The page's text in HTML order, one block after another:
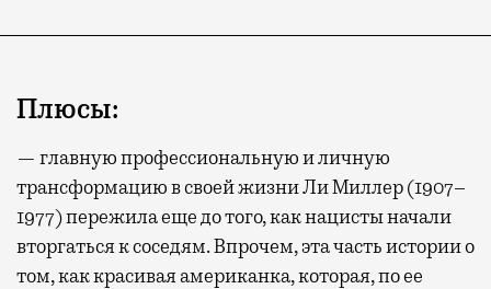
Плюсы:
— главную профессиональную и личную
трансформацию в своей жизни Ли Миллер (1907–
1977) пережила еще до того, как нацисты начали
вторгаться к соседям. Впрочем, эта часть истории о
том, как красивая американка, которая, по ее